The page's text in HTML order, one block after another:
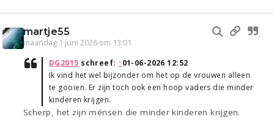
martje55
maandag 1 juni 2026 om 13:01
DG2015 schreef: ↑01-06-2026 12:52
Ik vind het wel bijzonder om het op de vrouwen alleen
te gooien. Er zijn toch ook een hoop vaders die minder
kinderen krijgen.
Scherp, het zijn ménsen die minder kinderen krijgen.